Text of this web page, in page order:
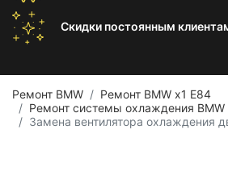
Скидки постоянным
Ремонт BMW
Ремонт BMW x1 E84
Ремонт системы охлаждения BMW
Замена вентилятора охлаждения